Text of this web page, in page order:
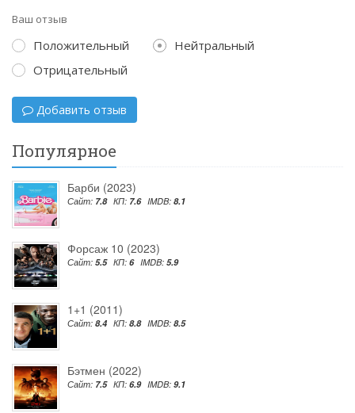
Ваш отзыв
Положительный
Нейтральный
Отрицательный
Добавить отзыв
Популярное
Барби (2023)
Сайт: 7.8 КП: 7.6 IMDB: 8.1
Форсаж 10 (2023)
Сайт: 5.5 КП: 6 IMDB: 5.9
1+1 (2011)
Сайт: 8.4 КП: 8.8 IMDB: 8.5
Бэтмен (2022)
Сайт: 7.5 КП: 6.9 IMDB: 9.1